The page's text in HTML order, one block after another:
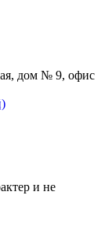
дом № 9, офис
и не